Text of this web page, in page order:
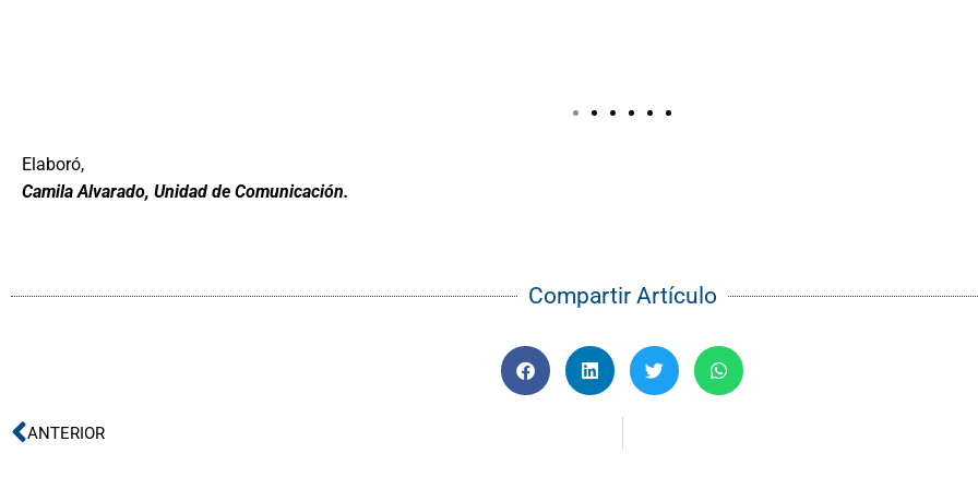
Elaboró,
Camila Alvarado, Unidad de Comunicación.
Compartir Artículo
Ant
ANTERIOR